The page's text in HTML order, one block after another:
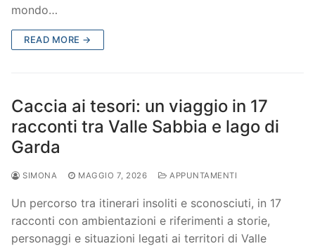
mondo…
READ MORE →
Caccia ai tesori: un viaggio in 17
racconti tra Valle Sabbia e lago di
Garda
SIMONA MAGGIO 7, 2026 APPUNTAMENTI
Un percorso tra itinerari insoliti e sconosciuti, in 17
racconti con ambientazioni e riferimenti a storie,
personaggi e situazioni legati ai territori di Valle